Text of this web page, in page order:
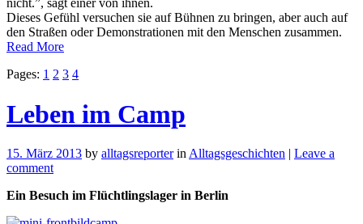
nicht.”, sagt einer von ihnen.
Dieses Gefühl versuchen sie auf Bühnen zu bringen, aber auch auf
den Straßen oder Demonstrationen mit den Menschen zusammen.
Read More
Pages: 1 2 3 4
Leben im Camp
15. März 2013 by alltagsreporterin Alltagsgeschichten | Leave a
comment
Ein Besuch im Flüchtlingslager in Berlin